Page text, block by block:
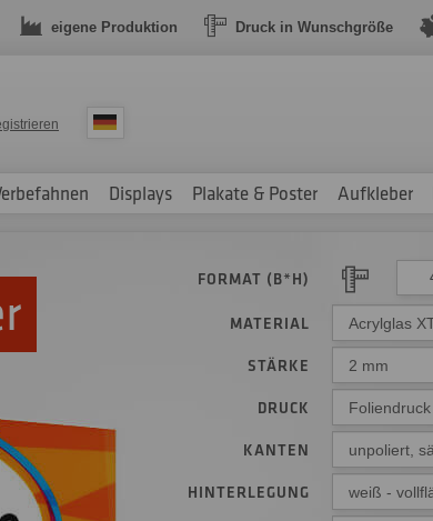
eigene Produktion Druck in Wunschgröße
Displays Plakate & Poster Aufkleber
FORMAT (B*H)
MATERIAL Acrylglas
STÄRKE 2 mm
DRUCK Foliendruck
KANTEN unpoliert,
HINTERLEGUNG weiß -